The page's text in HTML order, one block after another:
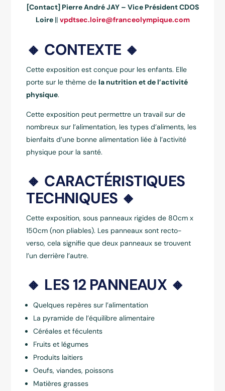
[Contact] Pierre André JAY – Vice Président CDOS
Loire || vpdtsec.loire@franceolympique.com
🔸 CONTEXTE 🔸
Cette exposition est conçue pour les enfants. Elle
porte sur le thème de la nutrition et de l’activité
physique.
Cette exposition peut permettre un travail sur de
nombreux sur l’alimentation, les types d’aliments, les
bienfaits d’une bonne alimentation liée à l’activité
physique pour la santé.
🔸 CARACTÉRISTIQUES
TECHNIQUES 🔸
Cette exposition, sous panneaux rigides de 80cm x
150cm (non pliables). Les panneaux sont recto-
verso, cela signifie que deux panneaux se trouvent
l’un derrière l’autre.
🔸 LES 12 PANNEAUX 🔸
Quelques repères sur l’alimentation
La pyramide de l’équilibre alimentaire
Céréales et féculents
Fruits et légumes
Produits laitiers
Oeufs, viandes, poissons
Matières grasses